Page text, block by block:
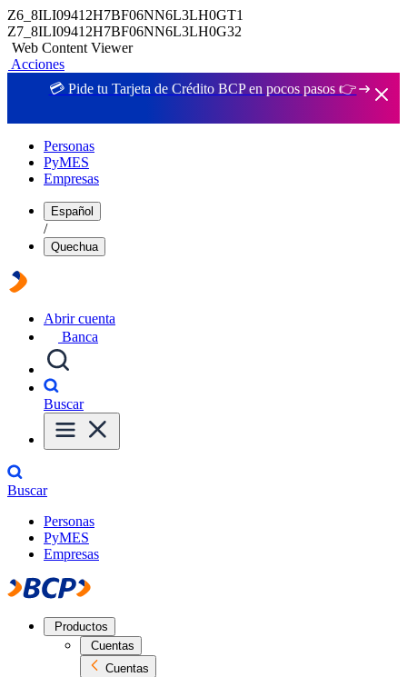
Z6_8ILI09412H7BF06NN6L3LH0GT1
Z7_8ILI09412H7BF06NN6L3LH0G32
Web Content Viewer
Acciones
💳 Pide tu Tarjeta de Crédito BCP en pocos pasos 👉
Personas
PyMES
Empresas
Español
/
Quechua
Abrir cuenta
Banca
Buscar
Buscar
Personas
PyMES
Empresas
Productos
Cuentas
Cuentas